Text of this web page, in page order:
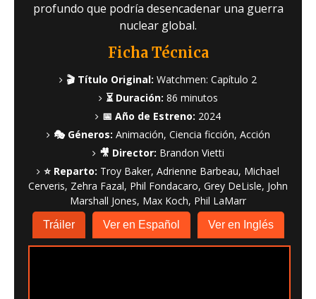
profundo que podría desencadenar una guerra
nuclear global.
Ficha Técnica
🎬 Título Original: Watchmen: Capítulo 2
⏳ Duración: 86 minutos
📅 Año de Estreno: 2024
🎭 Géneros: Animación, Ciencia ficción, Acción
🎥 Director: Brandon Vietti
⭐ Reparto: Troy Baker, Adrienne Barbeau, Michael
Cerveris, Zehra Fazal, Phil Fondacaro, Grey DeLisle, John
Marshall Jones, Max Koch, Phil LaMarr
Tráiler Ver en Español Ver en Inglés